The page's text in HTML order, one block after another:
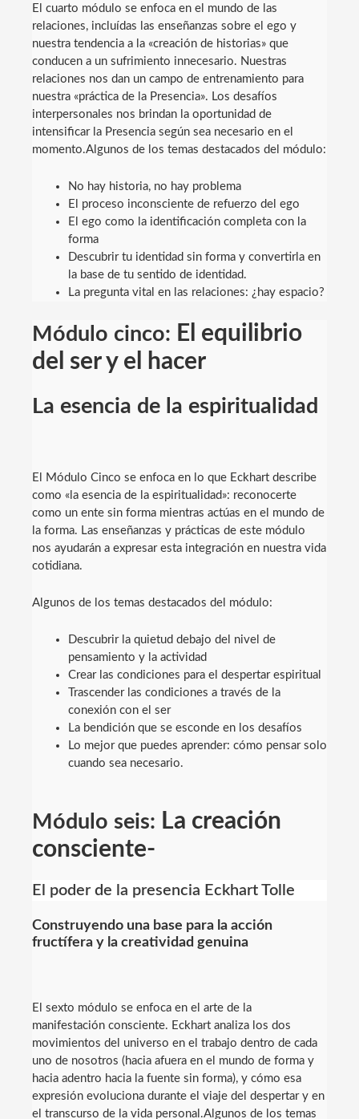
El cuarto módulo se enfoca en el mundo de las
relaciones, incluídas las enseñanzas sobre el ego y
nuestra tendencia a la «creación de historias» que
conducen a un sufrimiento innecesario. Nuestras
relaciones nos dan un campo de entrenamiento para
nuestra «práctica de la Presencia». Los desafíos
interpersonales nos brindan la oportunidad de
intensificar la Presencia según sea necesario en el
momento.Algunos de los temas destacados del módulo:
No hay historia, no hay problema
El proceso inconsciente de refuerzo del ego
El ego como la identificación completa con la
forma
Descubrir tu identidad sin forma y convertirla en
la base de tu sentido de identidad.
La pregunta vital en las relaciones: ¿hay espacio?
Módulo cinco: El equilibrio
del ser y el hacer
La esencia de la espiritualidad
El Módulo Cinco se enfoca en lo que Eckhart describe
como «la esencia de la espiritualidad»: reconocerte
como un ente sin forma mientras actúas en el mundo de
la forma. Las enseñanzas y prácticas de este módulo
nos ayudarán a expresar esta integración en nuestra vida
cotidiana.
Algunos de los temas destacados del módulo:
Descubrir la quietud debajo del nivel de
pensamiento y la actividad
Crear las condiciones para el despertar espiritual
Trascender las condiciones a través de la
conexión con el ser
La bendición que se esconde en los desafíos
Lo mejor que puedes aprender: cómo pensar solo
cuando sea necesario.
Módulo seis: La creación
consciente-
El poder de la presencia Eckhart Tolle
Construyendo una base para la acción
fructífera y la creatividad genuina
El sexto módulo se enfoca en el arte de la
manifestación consciente. Eckhart analiza los dos
movimientos del universo en el trabajo dentro de cada
uno de nosotros (hacia afuera en el mundo de forma y
hacia adentro hacia la fuente sin forma), y cómo esa
expresión evoluciona durante el viaje del despertar y en
el transcurso de la vida personal.Algunos de los temas